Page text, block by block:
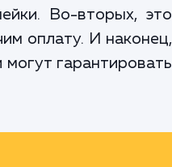
Во-вторых, это
оплату. И наконец,
гарантировать